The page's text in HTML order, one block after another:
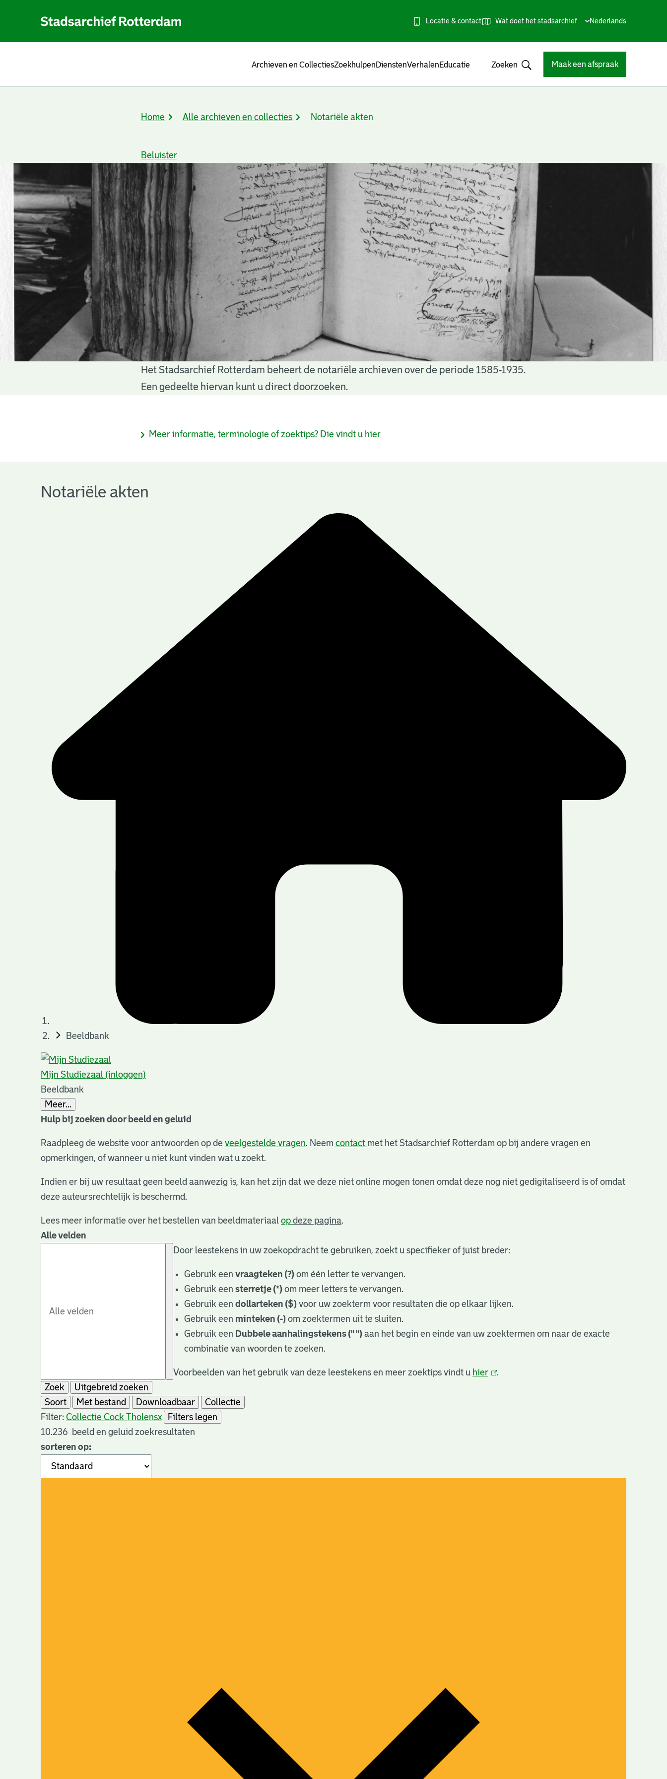
Locatie & contact Wat doet het stadsarchief
Huidige
Nederlands
Archieven en CollectiesZoekhulpenDienstenVerhalenEducatie Zoeken Maak een afspraak
Kruimelpad
Home Alle archieven en collecties Notariële akten
Beluister
Het Stadsarchief Rotterdam beheert de notariële archieven over de periode 1585-1935.
Een gedeelte hiervan kunt u direct doorzoeken.
Informatiepagina's
archieven
Meer informatie, terminologie of zoektips? Die vindt u hier
Notariële akten
Beeldbank
Mijn Studiezaal (inloggen)
Beeldbank
Meer...
Hulp bij zoeken door beeld en geluid
Raadpleeg de website voor antwoorden op de veelgestelde vragen. Neem contact met het Stadsarchief Rotterdam op bij andere vragen en
opmerkingen, of wanneer u niet kunt vinden wat u zoekt.
Indien er bij uw resultaat geen beeld aanwezig is, kan het zijn dat we deze niet online mogen tonen omdat deze nog niet gedigitaliseerd is of omdat
deze auteursrechtelijk is beschermd.
Lees meer informatie over het bestellen van beeldmateriaal op deze pagina.
Alle velden
Door leestekens in uw zoekopdracht te gebruiken, zoekt u specifieker of juist breder:
Gebruik eenvraagteken (?) om één letter te vervangen.
Gebruik eensterretje (*) om meer letters te vervangen.
Gebruik eendollarteken ($) voor uw zoekterm voor resultaten die op elkaar lijken.
Gebruik een minteken (-) om zoektermen uit te sluiten.
Gebruik een Dubbele aanhalingstekens (" ") aan het begin en einde van uw zoektermen om naar de exacte
combinatie van woorden te zoeken.
Voorbeelden van het gebruik van deze leestekens en meer zoektips vindt u hier(link
.
Zoek
Uitgebreid zoeken
Soort
Met bestand Downloadbaar
Collectie
Filter: Collectie Cock Tholensx
Filters legen
10.236 beeld en geluid zoekresultaten
sorteren op: